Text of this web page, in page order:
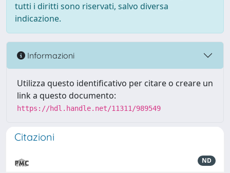
tutti i diritti sono riservati, salvo diversa
indicazione.
Informazioni
Utilizza questo identificativo per citare o creare un
link a questo documento:
https://hdl.handle.net/11311/989549
Citazioni
ND